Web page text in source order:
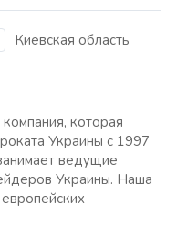
Киевская область
которая
Украины с 1997
ведущие
Украины. Наша